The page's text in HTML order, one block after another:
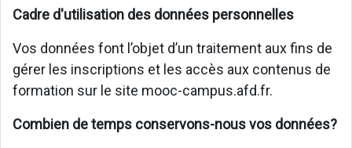
Cadre d'utilisation des données personnelles
Vos données font l’objet d’un traitement aux fins de
gérer les inscriptions et les accès aux contenus de
formation sur le site mooc-campus.afd.fr.
Combien de temps conservons-nous vos données?